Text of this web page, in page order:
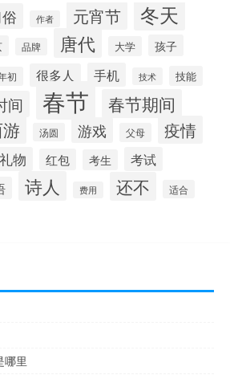
作者 元宵节 冬天
品牌 唐代 大学 孩子
初 很多人 手机 技术 技能
间 春节 春节期间
汤圆 游戏 父母 疫情
礼物 红包 考生 考试
诗人 费用 还不 适合
哪里